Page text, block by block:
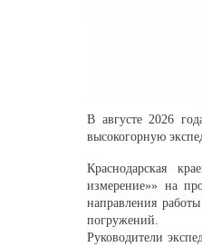
В августе 2026
высокогорную
Краснодарская
измерение»» на
направления
погружений.
Руководители